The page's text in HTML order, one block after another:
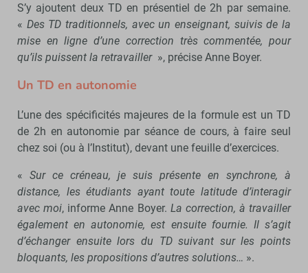
S’y ajoutent deux TD en présentiel de 2h par semaine.
« Des TD traditionnels, avec un enseignant, suivis de la
mise en ligne d’une correction très commentée, pour
qu’ils puissent la retravailler », précise Anne Boyer.
Un TD en autonomie
L’une des spécificités majeures de la formule est un TD
de 2h en autonomie par séance de cours, à faire seul
chez soi (ou à l’Institut), devant une feuille d’exercices.
« Sur ce créneau, je suis présente en synchrone, à
distance, les étudiants ayant toute latitude d’interagir
avec moi, informe Anne Boyer. La correction, à travailler
également en autonomie, est ensuite fournie. Il s’agit
d’échanger ensuite lors du TD suivant sur les points
bloquants, les propositions d’autres solutions… ».